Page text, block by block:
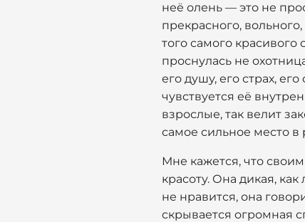
неё олень — это не
прекрасного,
того самого
проснулась не
его душу, его страх,
чувствуется её
взрослые, так велит
самое сильное место в
Мне кажется, что
красоту. Она дикая,
не нравится, она
скрывается огромная